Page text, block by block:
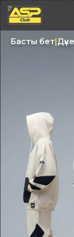
Басты бет|